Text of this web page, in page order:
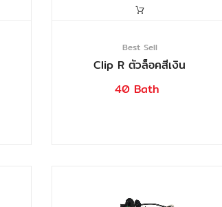
Best Sell
Clip R ตัวล็อคสีเงิน
40 Bath